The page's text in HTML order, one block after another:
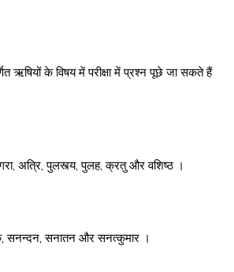
ऋषियों के विषय में परीक्षा में प्रश्न पूछे जा सकते हैं
अत्रि, पुलस्त्य, पुलह, क्रतु और वशिष्ठ ।
सनन्दन, सनातन और सनत्कुमार ।